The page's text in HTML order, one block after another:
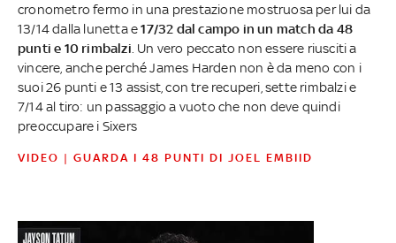
cronometro fermo in una prestazione mostruosa per lui da
13/14 dalla lunetta e17/32 dal campo in un match da 48
punti e 10 rimbalzi . Un vero peccato non essere riusciti a
vincere, anche perché James Harden non è da meno con i
suoi 26 punti e 13 assist, con tre recuperi, sette rimbalzi e
7/14 al tiro: un passaggio a vuoto che non deve quindi
preoccupare i Sixers
VIDEO | GUARDA I 48 PUNTI DI JOEL EMBIID